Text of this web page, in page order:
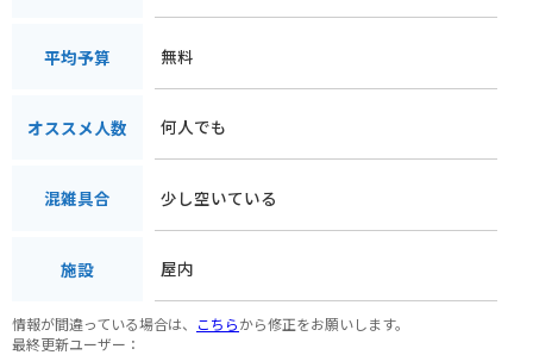
平均予算 無料
オススメ人数 何人でも
混雑具合 少し空いている
施設 屋内
情報が間違っている場合は、 こちらから修正をお願いします。
最終更新ユーザー：